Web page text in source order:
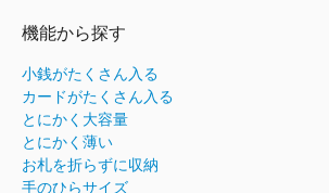
機能から探す
小銭がたくさん入る
カードがたくさん入る
とにかく大容量
とにかく薄い
お札を折らずに収納
手のひらサイズ